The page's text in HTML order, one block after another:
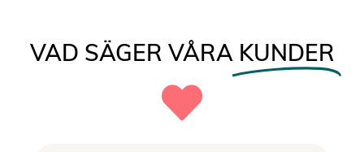
VAD SÄGER VÅRA KUNDER